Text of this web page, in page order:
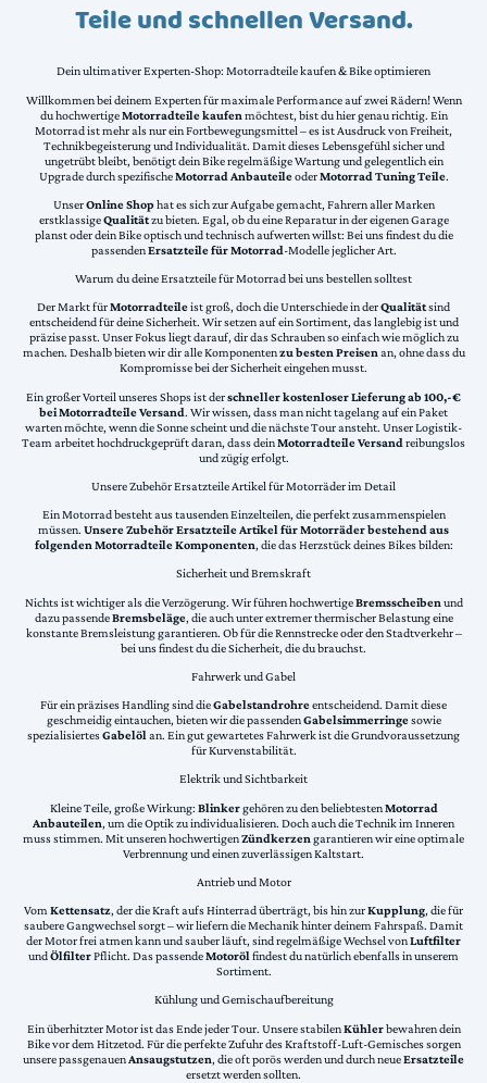
Teile und schnellen Versand.
Dein ultimativer Experten-Shop: Motorradteile kaufen & Bike optimieren
Willkommen bei deinem Experten für maximale Performance auf zwei Rädern! Wenn
du hochwertigeMotorradteile kaufen möchtest, bist du hier genau richtig. Ein
Motorrad ist mehr als nur ein Fortbewegungsmittel – es ist Ausdruck von Freiheit,
Technikbegeisterung und Individualität. Damit dieses Lebensgefühl sicher und
ungetrübt bleibt, benötigt dein Bike regelmäßige Wartung und gelegentlich ein
Upgrade durch spezifischeMotorrad AnbauteileoderMotorrad Tuning Teile.
UnserOnline Shophat es sich zur Aufgabe gemacht, Fahrern aller Marken
erstklassigeQualitätzu bieten. Egal, ob du eine Reparatur in der eigenen Garage
planst oder dein Bike optisch und technisch aufwerten willst: Bei uns findest du die
passendenErsatzteile für Motorrad-Modelle jeglicher Art.
Warum du deine Ersatzteile für Motorrad bei uns bestellen solltest
Der Markt fürMotorradteileist groß, doch die Unterschiede in derQualitätsind
entscheidend für deine Sicherheit. Wir setzen auf ein Sortiment, das langlebig ist und
präzise passt. Unser Fokus liegt darauf, dir das Schrauben so einfach wie möglich zu
machen. Deshalb bieten wir dir alle Komponentenzu besten Preisenan, ohne dass du
Kompromisse bei der Sicherheit eingehen musst.
Ein großer Vorteil unseres Shops ist derschneller kostenloser Lieferung ab 100,-€
bei Motorradteile Versand. Wir wissen, dass man nicht tagelang auf ein Paket
warten möchte, wenn die Sonne scheint und die nächste Tour ansteht. Unser Logistik-
Team arbeitet hochdruckgeprüft daran, dass deinMotorradteile Versand reibungslos
und zügig erfolgt.
Unsere Zubehör Ersatzteile Artikel für Motorräder im Detail
Ein Motorrad besteht aus tausenden Einzelteilen, die perfekt zusammenspielen
müssen. Unsere Zubehör Ersatzteile Artikel für Motorräder bestehend aus
folgenden Motorradteile Komponenten, die das Herzstück deines Bikes bilden:
Sicherheit und Bremskraft
Nichts ist wichtiger als die Verzögerung. Wir führen hochwertigeBremsscheiben und
dazu passendeBremsbeläge, die auch unter extremer thermischer Belastung eine
konstante Bremsleistung garantieren. Ob für die Rennstrecke oder den Stadtverkehr –
bei uns findest du die Sicherheit, die du brauchst.
Fahrwerk und Gabel
Für ein präzises Handling sind dieGabelstandrohreentscheidend. Damit diese
geschmeidig eintauchen, bieten wir die passendenGabelsimmerringesowie
spezialisiertesGabelölan. Ein gut gewartetes Fahrwerk ist die Grundvoraussetzung
für Kurvenstabilität.
Elektrik und Sichtbarkeit
Kleine Teile, große Wirkung: Blinkergehören zu den beliebtestenMotorrad
Anbauteilen, um die Optik zu individualisieren. Doch auch die Technik im Inneren
muss stimmen. Mit unseren hochwertigenZündkerzen garantieren wir eine optimale
Verbrennung und einen zuverlässigen Kaltstart.
Antrieb und Motor
VomKettensatz, der die Kraft aufs Hinterrad überträgt, bis hin zurKupplung, die für
saubere Gangwechsel sorgt – wir liefern die Mechanik hinter deinem Fahrspaß. Damit
der Motor frei atmen kann und sauber läuft, sind regelmäßige Wechsel vonLuftfilter
undÖlfilterPflicht. Das passendeMotorölfindest du natürlich ebenfalls in unserem
Sortiment.
Kühlung und Gemischaufbereitung
Ein überhitzter Motor ist das Ende jeder Tour. Unsere stabilenKühlerbewahren dein
Bike vor dem Hitzetod. Für die perfekte Zufuhr des Kraftstoff-Luft-Gemisches sorgen
unsere passgenauenAnsaugstutzen, die oft porös werden und durch neueErsatzteile
ersetzt werden sollten.